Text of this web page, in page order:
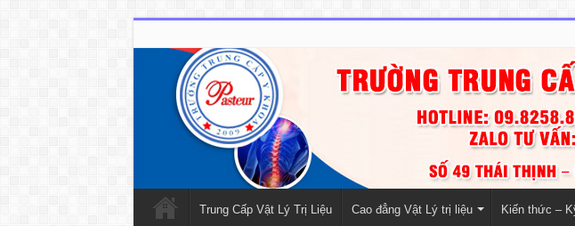
Trung Cấp Vật Lý Trị Liệu Cao đẳng Vật Lý trị liệu Kiến thức –